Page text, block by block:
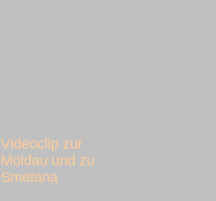
Videoclip zur
Moldau und zu
Smetana